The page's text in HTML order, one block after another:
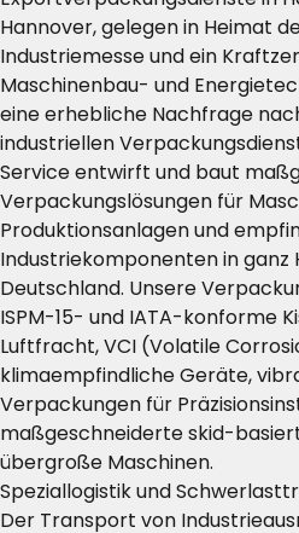
Hannover, gelegen in Heimat
Industriemesse und ein
Maschinenbau- und
eine erhebliche Nachfrage
industriellen
Service entwirft und baut
Verpackungslösungen für
Produktionsanlagen und
Industriekomponenten in ganz
Deutschland. Unsere
ISPM-15- und IATA-konforme
Luftfracht, VCI (Volatile
klimaempfindliche Geräte,
Verpackungen für
maßgeschneiderte skid-
übergroße Maschinen.
Speziallogistik und
Der Transport von